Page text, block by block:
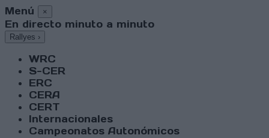
Menú ×
En directo minuto a minuto
Rallyes ›
WRC
S-CER
ERC
CERA
CERT
Internacionales
Campeonatos Autonómicos